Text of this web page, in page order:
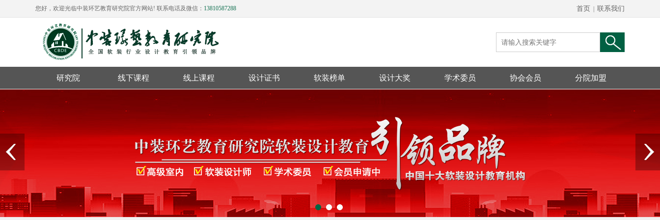
您好，欢迎光临中装环艺教育研究院官方网站! 联系电话及微信： 13810587288 首页 联系我们
研究院 线下课程 线上课程 设计证书 软装榜单 设计大奖 学术委员 协会会员 分院加盟